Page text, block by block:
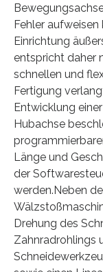
Fehler aufweisen
Einrichtung
entspricht daher
schnellen und
Fertigung
Entwicklung
Hubachse
Länge und
der
werden.Neben
Drehung des
Zahnradrohlings